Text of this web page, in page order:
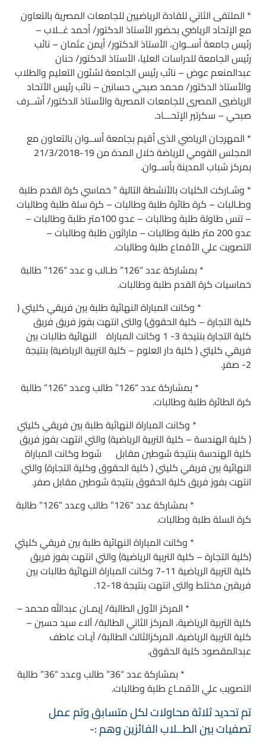
* الملتقى الثاني للقادة الرياضيين للجامعات المصرية بالتعاون
مع الإتحاد الرياضي بحضور الأستاذ الدكتور/ أحمد غــلاب –
رئيس جامعة أســوان، الأستاذ الدكتور/ أيمن عثمان – نائب
رئيس الجامعة للدراسات العليا، الأستاذ الدكتور/ حنان
عبدالمنعم عوض – نائب رئيس الجامعة لشئون التعليم والطلاب
والأستاذ الدكتور/ محمد صبحي حسانين – نائب رئيس الأتحاد
الرياضيي المصرى للجامعات المصرية والأستاذ الدكتور/ أشــرف
صبحي – سكرتير الإتحـــاد.
* المهرجان الرياضي الذى أقيم بجامعة أســوان بالتعاون مع
المجلس القومي للرياضة خلال المدة من 19-21/3/2018
بمركز شباب المدينة بأســوان.
* وشـاركت الكليات بالأنشطة التالية ” خماسي كرة القدم طلبة
وطـالبات – كرة طائرة طلبة وطالبات – كرة سلة طلبة وطالبات
– تنس طاولة طلبة وطالبات – عدو 100متر طلبة وطالبات –
عدو 200 متر طلبة وطالبات – ماراثون طلبة وطالبات –
التصويت علي الأقماع طلبة وطالبات.
* بمشاركة عدد “126” طـالب و عدد “126” طالبة
خماسيات كرة القدم طلبة وطالبات.
* وكانت المباراة النهائية طلبة بين فريقي كليتي (
كلية التجارة – كلية الحقوق) والتى انتهت بفوز فريق فريق
كلية التجارة بنتيجة 3- 1 وكانت المباراة النهائية طالبات بين
فريقي كليتي ( كلية دار العلوم – كلية التربية الرياضية) بنتيجة
2- صفر.
* بمشاركة عدد “126” طالب وعدد “126” طالبة
كرة الطائرة طلبة وطالبات.
* وكانت المباراة النهائية طلبة بين فريقي كليتي
( كلية الهندسة – كلية التربية الرياضية) والتي انتهت بفوز فريق
كلية الهندسة بنتيجة شوطين مقابل شوط وكانت المباراة
النهائية بين فريقي كليتي ( كلية الحقوق وكلية التجارة) والتي
انتهت بفوز فريق كلية الحقوق بنتيجة شوطين مقابل صفر.
* بمشاركة عدد “126” طالب وعدد “126” طالبة
كرة السلة طلبة وطالبات.
* وكانت المباراة النهائية طلبة بين فريقي كليتي
(كلية التجارة – كلية التربية الرياضية) والتي انتهت بفوز فريق
كلية التربية الرياضية 11-7 وكانت المباراة النهائية طالبات بين
فريقين مختلط والتى انتهت بنتيجة 18-12.
* المركز الأول الطالبة/ إيمـان عبدالله محمد –
كلية التربية الرياضية، المركز الثاني الطالبة/ آلاء سيد حسين –
كلية التربية الرياضية، المركزالثالث الطالبة/ آيـات عاطف
عبدالمقصود كلية الحقوق.
* بمشاركة عدد “36” طالب وعدد “36” طالبة
التصويب علي الأقمـاع طلبة وطالبات.
تم تحديد ثلاثة محاولات لكل متسابق وتم عمل
تصفيات بين الطــلاب الفائزين وهم :-